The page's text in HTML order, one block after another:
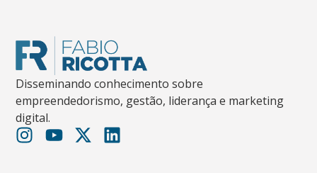
Disseminando conhecimento sobre
empreendedorismo, gestão, liderança e marketing
digital.